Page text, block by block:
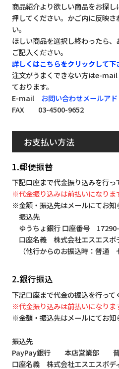
商品紹介より欲しい商品をお探
押してください。かご内に反映
い。
ほしい商品を選択し終わったら
ご記入ください。
詳しくはこちらをクリックして下
注文がうまくできない方はe-mail
ております。
E-mail お問い合わせメールア
FAX 03-4500-9652
お支払い方法
1.郵便振替
下記口座まで代金振り込みを行っ
※代金振り込みは前払いになりま
※金額・振込先はメールにてお知
振込先
ゆうちょ銀行 口座番号
口座名義 株式会社エスエスボ
（他行からのお振込時：普通
2.銀行振込
下記口座まで代金の振込を行って
※代金振り込みは前払いになりま
※金額・振込先はメールにてお知
振込先
PayPay銀行 本店営業部
口座名義 株式会社エスエスボ